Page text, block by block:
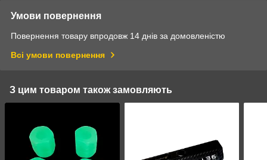
Умови повернення
Повернення товару впродовж 14 днів за домовленістю
Всі умови повернення
З цим товаром також замовляють